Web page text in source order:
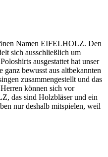
Namen EIFELHOLZ. Den
sich ausschließlich um
ausgestattet hat unser
ganz bewusst aus altbekannten
zusammengestellt und das
können sich vor
das sind Holzbläser und ein
nur deshalb mitspielen, weil